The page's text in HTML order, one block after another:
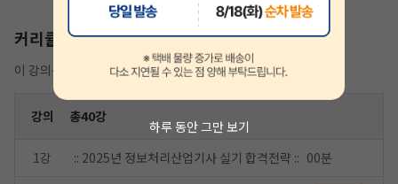
하루 동안 그만 보기
커리큘럼
이 강의는 샘플강의가 제공됩니다.
강의 총40강
1강 :: 2025년 정보처리산업기사 실기 합격전략 :: 00분